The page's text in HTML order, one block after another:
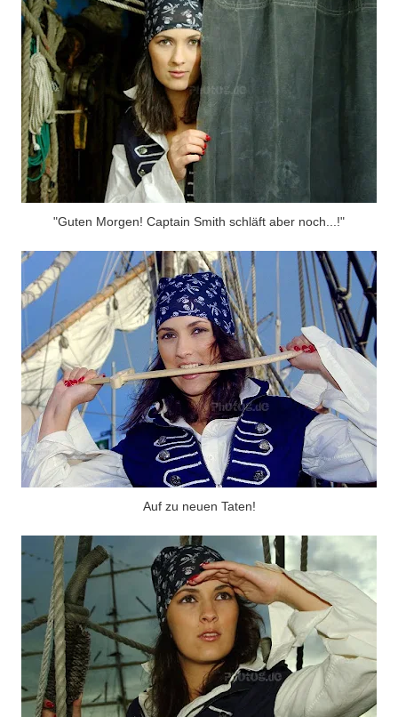
"Guten Morgen! Captain Smith schläft aber noch...!"
Auf zu neuen Taten!